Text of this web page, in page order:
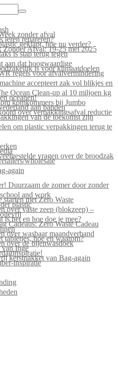
zonder afval
leren repareren?
geklapt, hoe nu verder?
Zonder Afval: 19-25 mei 2025
is stap terug tegen
dat hoogwaardige
is voor klimaatdoelen
regels voor afvalvermindering
accepteert zak vol blikjes en
Ocean Clean-up al 10 miljoen kg
oceanen!
komkommers bij Jumbo
aan banden
over verpakkingsafval reductie
van de toekomst zijn
om plastic verpakkingen terug te
vragen over de broodzak
wholesale
again
Duurzaam de zomer door zonder
and work
starten met Zero Waste
plastic
over vaste zeep (blokzeep) –
het en hoe doe je mee?
Cadeaus: Zero Waste Cadeau
over wasbaar maandverband
tabletjes, hoe en waarom?
over de bijenwasdoek
van Inge
kerstpakket van Bag-again
inspiratie